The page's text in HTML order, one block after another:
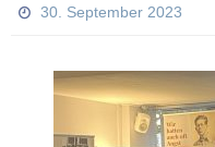
30. September 2023